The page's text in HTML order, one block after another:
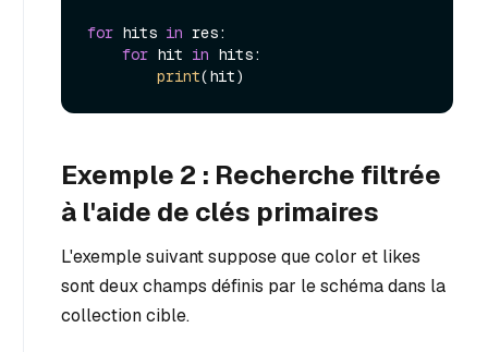
for hits in res:
for hit in hits:
print
Exemple 2 : Recherche filtrée
à l'aide de clés primaires
L'exemple suivant suppose que color et likes
sont deux champs définis par le schéma dans la
collection cible.